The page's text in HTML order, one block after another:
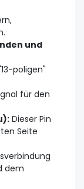
und
poligen"
für den
Dieser Pin
Seite
dem